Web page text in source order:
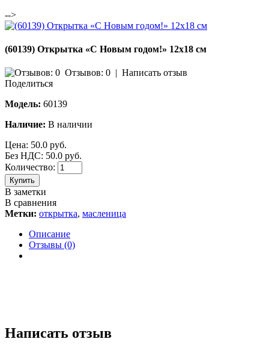
-->
(60139) Открытка «С Новым годом!» 12х18 см
Отзывов: 0 | Написать отзыв
Поделиться
Модель: 60139
Наличие: В наличии
Цена: 50.0 руб.
Без НДС: 50.0 руб.
Количество:
Купить
В заметки
В сравнения
Метки: открытка, масленица
Описание
Отзывы (0)
Написать отзыв